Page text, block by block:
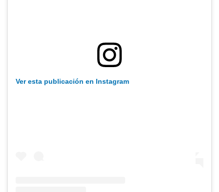
Ver esta publicación en Instagram